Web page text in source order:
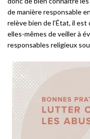
de manière responsable
relève bien de l’État, il
elles-mêmes de veiller à
responsables religieux